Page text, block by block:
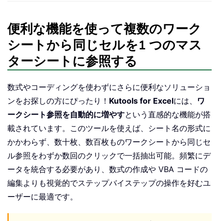
便利な機能を使って複数のワーク
シートから同じセルを1 つのマス
ターシートに参照する
数式やコーディングを使わずにさらに便利なソリューショ
ンをお探しの方にぴったり！ Kutools for Excelには、 ワ
ークシート参照を自動的に増やすという直感的な機能が搭
載されています。このツールを使えば、シート名の形式に
かかわらず、数十枚、数百枚ものワークシートから同じセ
ル参照をわずか数回のクリックで一括抽出可能。頻繁にデ
ータを統合する必要があり、数式の作成や VBA コードの
編集よりも視覚的でステップバイステップの操作を好むユ
ーザーに最適です。